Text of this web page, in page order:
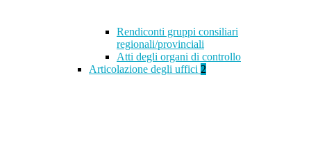
Rendiconti gruppi consiliari
regionali/provinciali
Atti degli organi di controllo
Articolazione degli uffici 2